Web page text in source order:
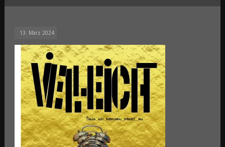
13. März 2024